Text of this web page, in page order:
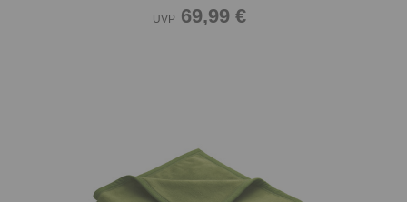
UVP 69,99 €